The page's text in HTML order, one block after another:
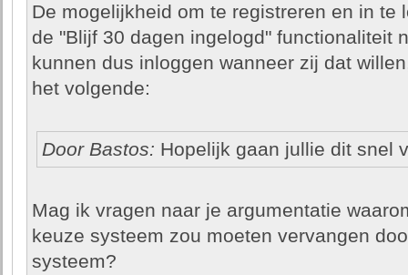
De mogelijkheid om te registreren en in te
de "Blijf 30 dagen ingelogd" functionaliteit
kunnen dus inloggen wanneer zij dat
het volgende:
Door Bastos: Hopelijk gaan jullie dit snel
Mag ik vragen naar je argumentatie
keuze systeem zou moeten vervangen
systeem?